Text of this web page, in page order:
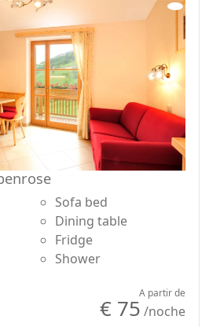
con tobogán, columpio,
equilibrio, la polea y la arena,
Existe el césped para correr y
césped para relajarse y tomar el
la Odle le invita a relajarse y
posibilidad de asar al aire libre.
de montaña" y palos para
zapatos, raquetas de nieve
pequeños para deslizarse
palear la nieve.
Sofa bed
Dining table
Fridge
Shower
A partir de
€ 75 /noche